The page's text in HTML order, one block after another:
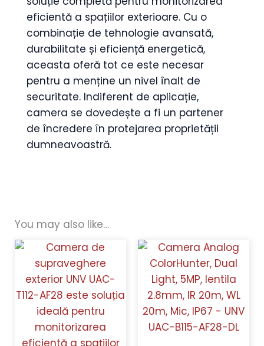
eficientă a spațiilor exterioare. Cu o
combinație de tehnologie avansată,
durabilitate și eficiență energetică,
aceasta oferă tot ce este necesar
pentru a menține un nivel înalt de
securitate. Indiferent de aplicație,
camera se dovedește a fi un partener
de încredere în protejarea proprietății
dumneavoastră.
You may also like…